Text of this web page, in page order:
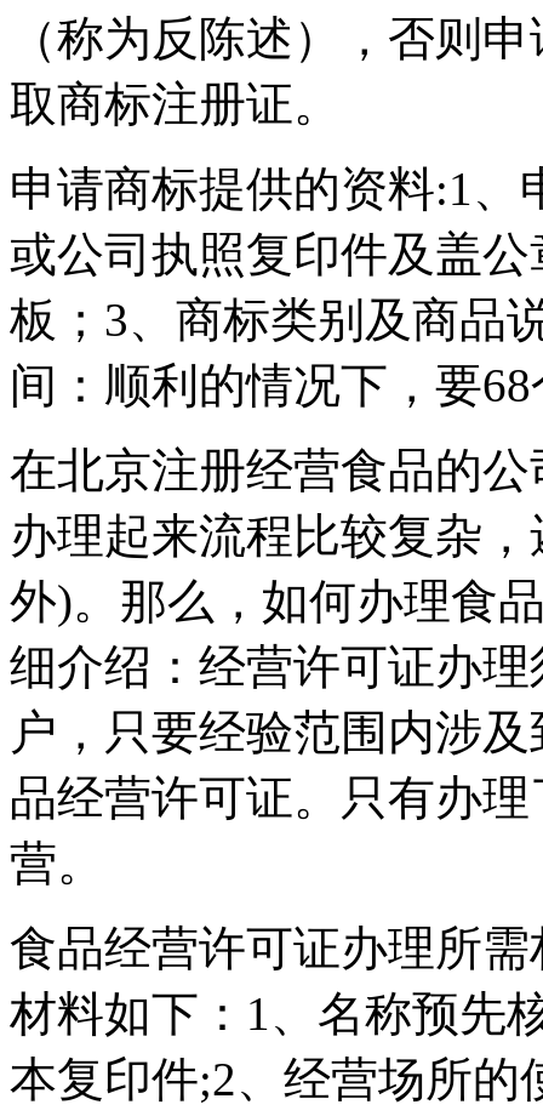
（称为反陈述），否则
取商标注册证。
申请商标提供的资料:1
或公司执照复印件及盖
板；3、商标类别及商品
间：顺利的情况下，要
在北京注册经营食品的
办理起来流程比较复杂
外)。那么，如何办理食
细介绍：经营许可证办
户，只要经验范围内涉
品经营许可证。只有办
营。
食品经营许可证办理所
材料如下：1、名称预先
本复印件;2、经营场所的